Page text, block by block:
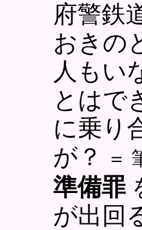
府警鉄
おきの
人もい
とはで
に乗り
が？
＝
準備罪
が出回